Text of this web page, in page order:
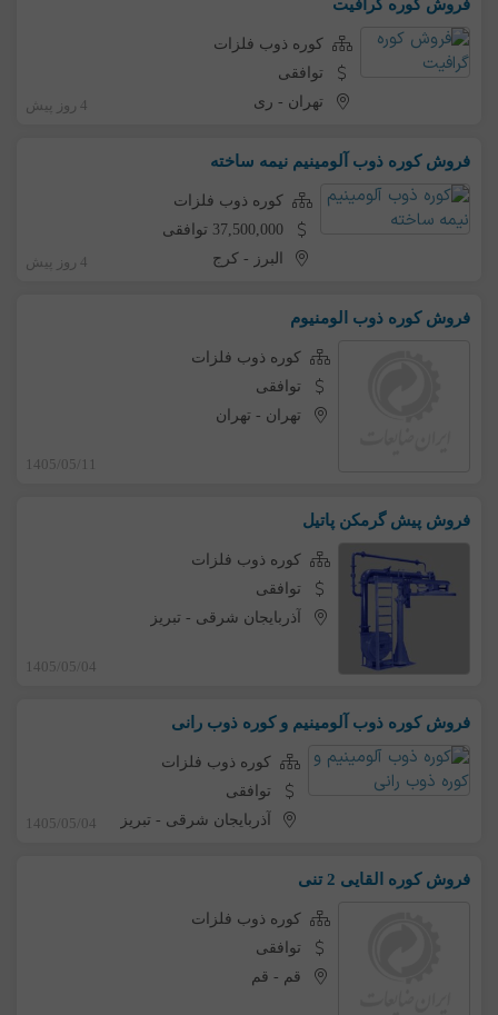
فروش کوره گرافیت
کوره ذوب فلزات
توافقی
تهران - ری 4 روز پیش
فروش کوره ذوب آلومینیم نیمه ساخته
کوره ذوب فلزات
37,500,000 توافقی
البرز -کرج 4 روز پیش
فروش کوره ذوب الومنیوم
کوره ذوب فلزات
توافقی
تهران - تهران
1405/05/11
فروش پیش گرمکن پاتیل
کوره ذوب فلزات
توافقی
آذربایجان شرقی - تبریز
1405/05/04
فروش کوره ذوب آلومینیم و کوره ذوب رانی
کوره ذوب فلزات
توافقی
آذربایجان شرقی -تبریز 1405/05/04
فروش کوره القایی 2 تنی
کوره ذوب فلزات
توافقی
قم - قم